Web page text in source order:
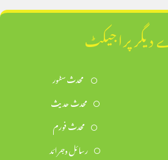
پراجیکٹ
محدث سٹور
محدث حدیث
محدث فورم
رسائل وجرائد